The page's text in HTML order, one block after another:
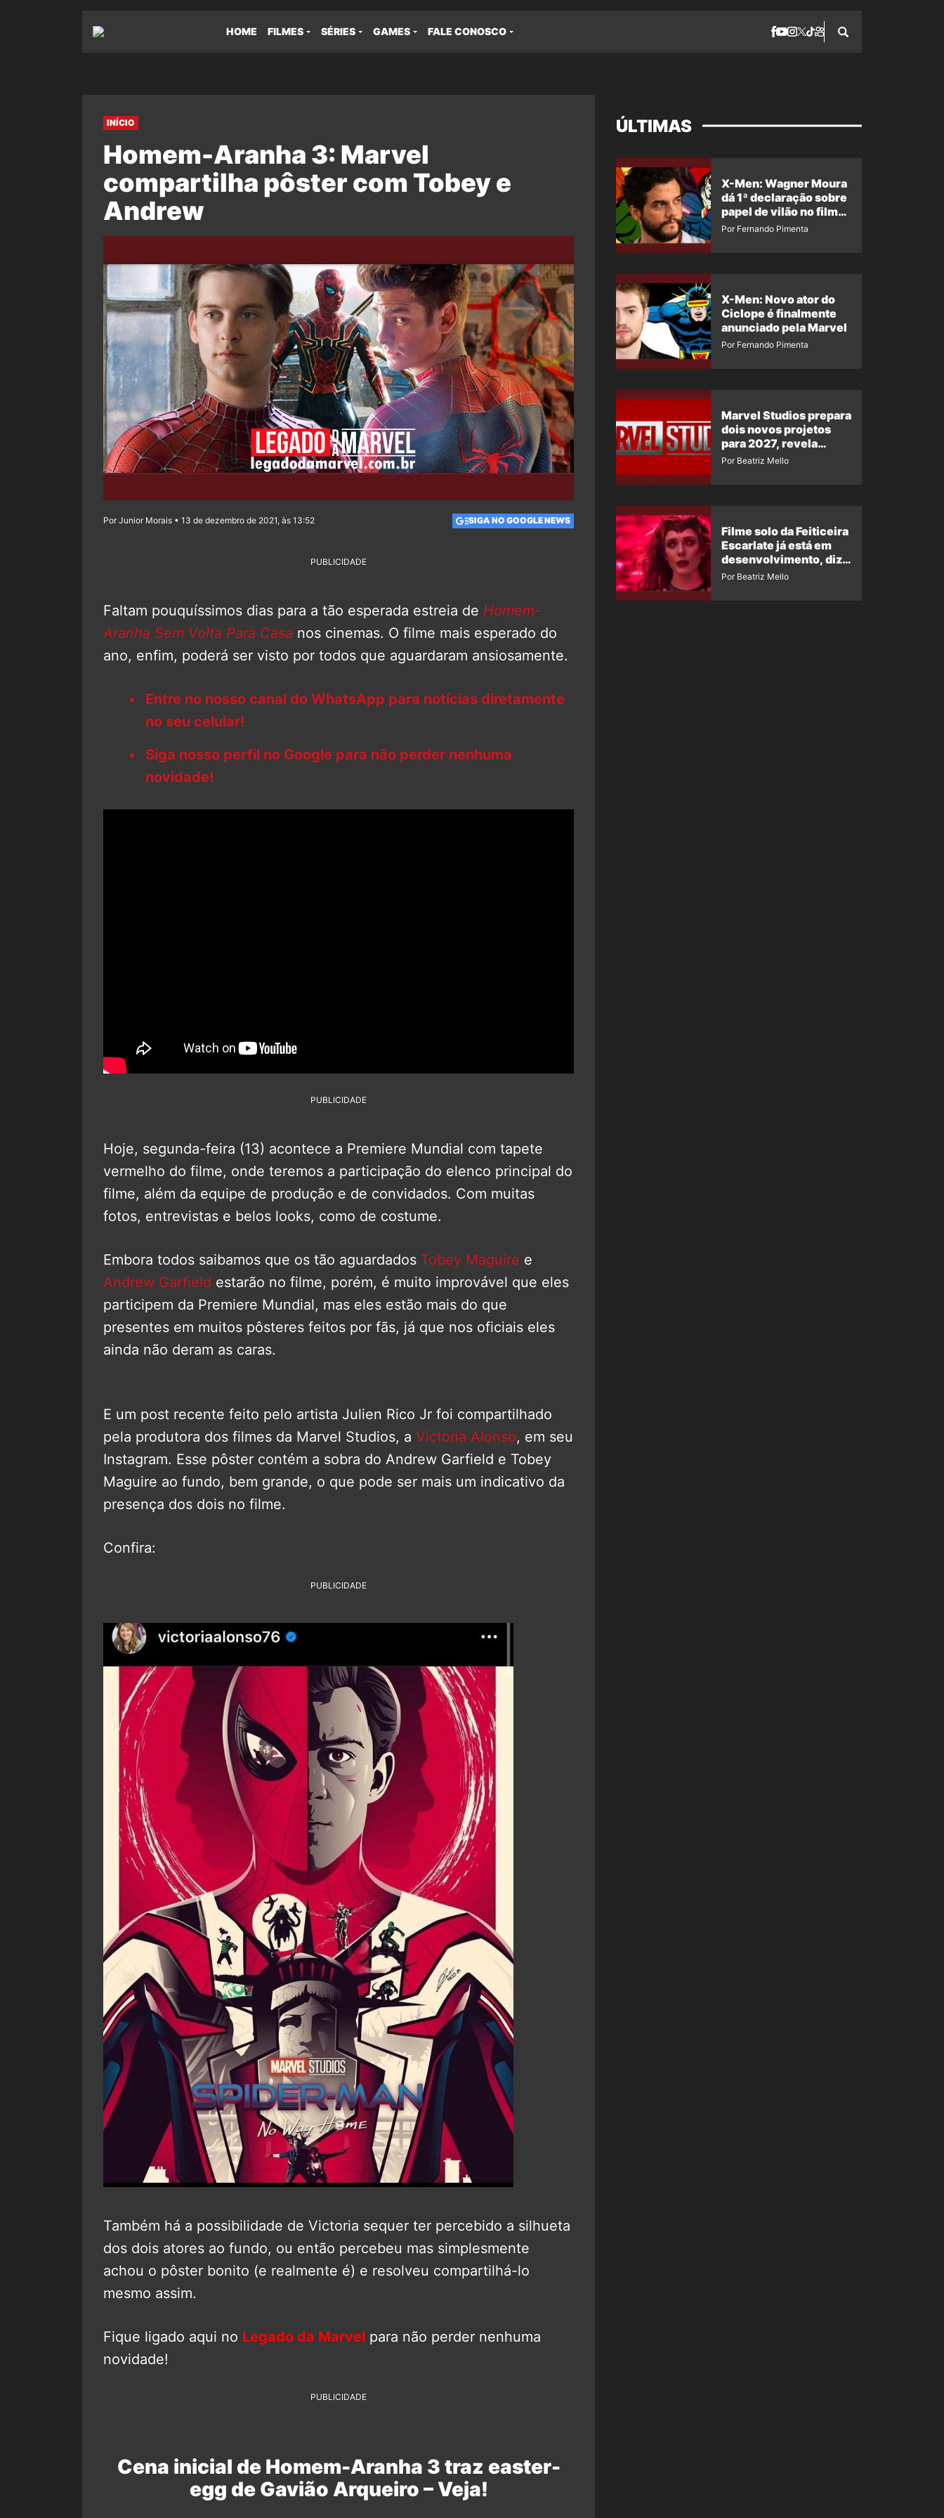
HOME FILMES SÉRIES GAMES FALE CONOSCO
INÍCIO
Homem-Aranha 3: Marvel
compartilha pôster com Tobey e
Andrew
Por Junior Morais • 13 de dezembro de 2021, às 13:52 SIGA NO GOOGLE NEWS
PUBLICIDADE
Faltam pouquíssimos dias para a tão esperada estreia de Homem-
Aranha Sem Volta Para Casa nos cinemas. O filme mais esperado do
ano, enfim, poderá ser visto por todos que aguardaram ansiosamente.
Entre no nosso canal do WhatsApp para notícias diretamente
no seu celular!
Siga nosso perfil no Google para não perder nenhuma
novidade!
PUBLICIDADE
Hoje, segunda-feira (13) acontece a Premiere Mundial com tapete
vermelho do filme, onde teremos a participação do elenco principal do
filme, além da equipe de produção e de convidados. Com muitas
fotos, entrevistas e belos looks, como de costume.
Embora todos saibamos que os tão aguardados Tobey Maguire e
Andrew Garfield estarão no filme, porém, é muito improvável que eles
participem da Premiere Mundial, mas eles estão mais do que
presentes em muitos pôsteres feitos por fãs, já que nos oficiais eles
ainda não deram as caras.
E um post recente feito pelo artista Julien Rico Jr foi compartilhado
pela produtora dos filmes da Marvel Studios, a Victoria Alonso, em seu
Instagram. Esse pôster contém a sobra do Andrew Garfield e Tobey
Maguire ao fundo, bem grande, o que pode ser mais um indicativo da
presença dos dois no filme.
Confira:
PUBLICIDADE
Também há a possibilidade de Victoria sequer ter percebido a silhueta
dos dois atores ao fundo, ou então percebeu mas simplesmente
achou o pôster bonito (e realmente é) e resolveu compartilhá-lo
mesmo assim.
Fique ligado aqui no Legado da Marvel para não perder nenhuma
novidade!
PUBLICIDADE
Cena inicial de Homem-Aranha 3 traz easter-
egg de Gavião Arqueiro – Veja!
ÚLTIMAS
X-Men: Wagner Moura
dá 1ª declaração sobre
papel de vilão no filme
da Marvel
Por Fernando Pimenta
X-Men: Novo ator do
Ciclope é finalmente
anunciado pela Marvel
Por Fernando Pimenta
Marvel Studios prepara
dois novos projetos
para 2027, revela
insider
Por Beatriz Mello
Filme solo da Feiticeira
Escarlate já está em
desenvolvimento, diz
insider
Por Beatriz Mello